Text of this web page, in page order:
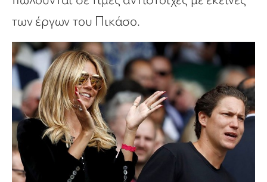
των έργων του Πικάσο.